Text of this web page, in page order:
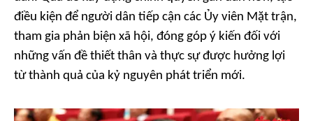
điều kiện để người dân tiếp cận các Ủy viên Mặt trận,
tham gia phản biện xã hội, đóng góp ý kiến đối với
những vấn đề thiết thân và thực sự được hưởng lợi
từ thành quả của kỷ nguyên phát triển mới.